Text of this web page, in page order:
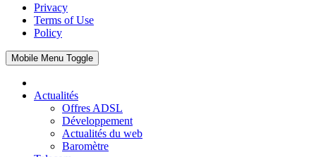
Privacy
Terms of Use
Policy
Mobile Menu Toggle
Actualités
Offres ADSL
Développement
Actualités du web
Baromètre